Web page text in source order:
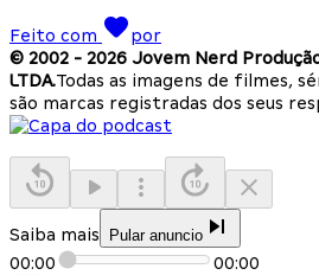
Feito com
por
© 2002 - 2026 Jovem Nerd
LTDA.Todas as imagens de filmes,
são marcas registradas dos seus
Saiba mais Pular anuncio
00:00 00:00